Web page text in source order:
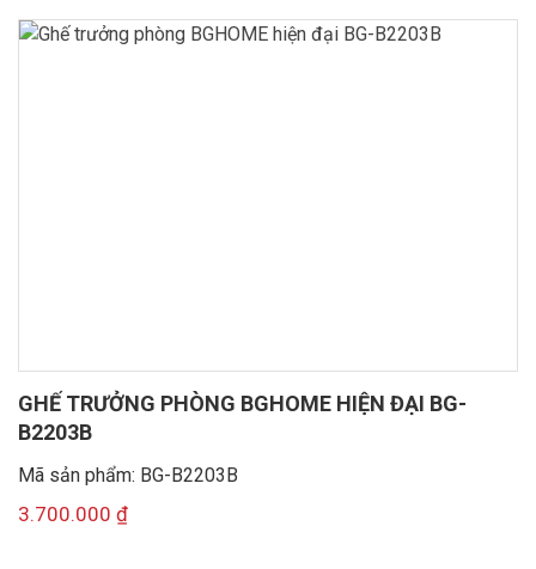
GHẾ TRƯỞNG PHÒNG BGHOME HIỆN ĐẠI BG-
B2203B
Mã sản phẩm: BG-B2203B
3.700.000 ₫